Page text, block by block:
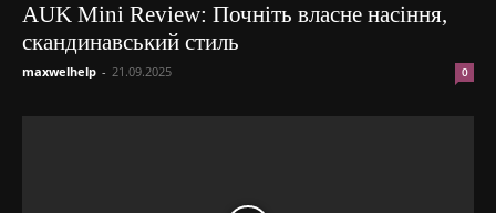
AUK Mini Review: Почніть власне насіння,
скандинавський стиль
maxwelhelp - 21.09.2025 0